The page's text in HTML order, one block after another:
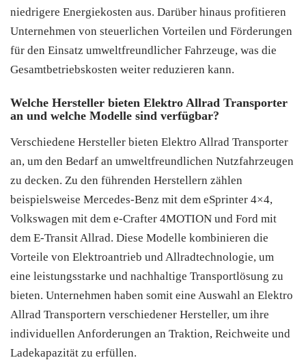
niedrigere Energiekosten aus. Darüber hinaus profitieren
Unternehmen von steuerlichen Vorteilen und Förderungen
für den Einsatz umweltfreundlicher Fahrzeuge, was die
Gesamtbetriebskosten weiter reduzieren kann.
Welche Hersteller bieten Elektro Allrad Transporter
an und welche Modelle sind verfügbar?
Verschiedene Hersteller bieten Elektro Allrad Transporter
an, um den Bedarf an umweltfreundlichen Nutzfahrzeugen
zu decken. Zu den führenden Herstellern zählen
beispielsweise Mercedes-Benz mit dem eSprinter 4×4,
Volkswagen mit dem e-Crafter 4MOTION und Ford mit
dem E-Transit Allrad. Diese Modelle kombinieren die
Vorteile von Elektroantrieb und Allradtechnologie, um
eine leistungsstarke und nachhaltige Transportlösung zu
bieten. Unternehmen haben somit eine Auswahl an Elektro
Allrad Transportern verschiedener Hersteller, um ihre
individuellen Anforderungen an Traktion, Reichweite und
Ladekapazität zu erfüllen.